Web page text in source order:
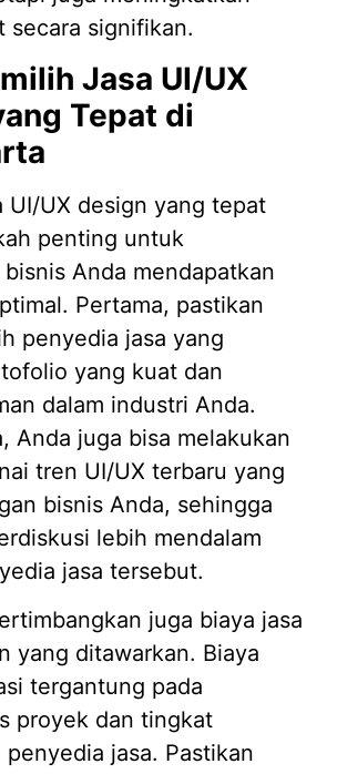
secara signifikan.
Jasa UI/UX
Tepat di
UI/UX design yang tepat
penting untuk
Anda mendapatkan
Pertama, pastikan
penyedia jasa yang
yang kuat dan
dalam industri Anda.
Anda juga bisa melakukan
tren UI/UX terbaru yang
bisnis Anda, sehingga
lebih mendalam
jasa tersebut.
juga biaya jasa
yang ditawarkan. Biaya
tergantung pada
proyek dan tingkat
penyedia jasa. Pastikan